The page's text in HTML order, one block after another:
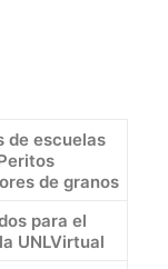
de escuelas
de granos
para el
UNLVirtual